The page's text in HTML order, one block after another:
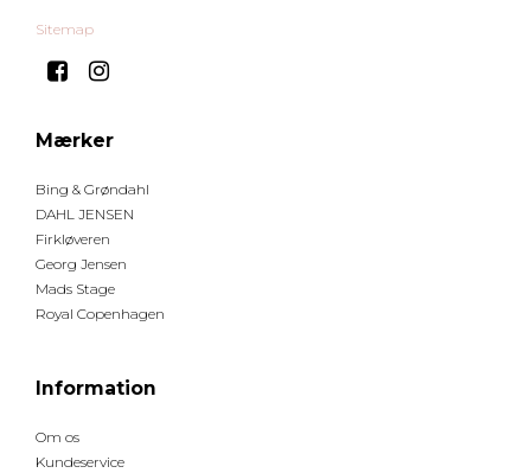
Sitemap
Mærker
Bing & Grøndahl
DAHL JENSEN
Firkløveren
Georg Jensen
Mads Stage
Royal Copenhagen
Information
Om os
Kundeservice